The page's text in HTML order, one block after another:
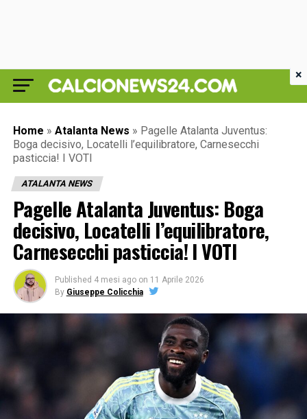
Home » Atalanta News » Pagelle Atalanta Juventus:
Boga decisivo, Locatelli l’equilibratore, Carnesecchi
pasticcia! I VOTI
ATALANTA NEWS
Pagelle Atalanta Juventus: Boga
decisivo, Locatelli l’equilibratore,
Carnesecchi pasticcia! I VOTI
Published 4 mesi ago on 11 Aprile 2026
By Giuseppe Colicchia
×